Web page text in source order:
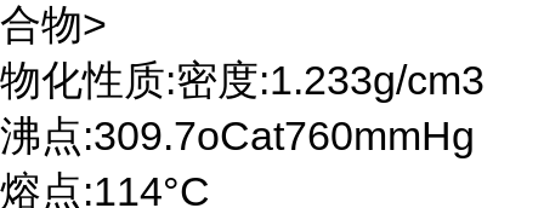
合物>
物化性质:密度:1.233g/cm3
沸点:309.7oCat760mmHg
熔点:114°C